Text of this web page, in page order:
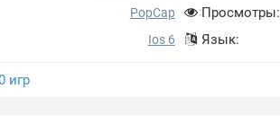
PopCap
Ios 6
Просмотры:
Язык:
игр